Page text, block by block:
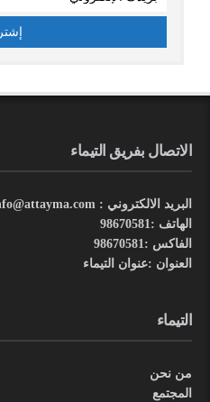
الاتصال بفريق التيماء
البريد الالكتروني : info@attayma.com
الهاتف :98670581
الفاكس :98670581
العنوان :عنوان التيماء
التيماء
من نحن
المجتمع